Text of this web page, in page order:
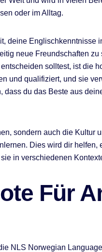
oder im Alltag.
deine Englischkenntnisse
neue Freundschaften
solltest, ist die
und qualifiziert, und sie
dass du das Beste aus
sondern auch die Kultur
Dies wird dir helfen,
in verschiedenen
Für
NLS Norwegian